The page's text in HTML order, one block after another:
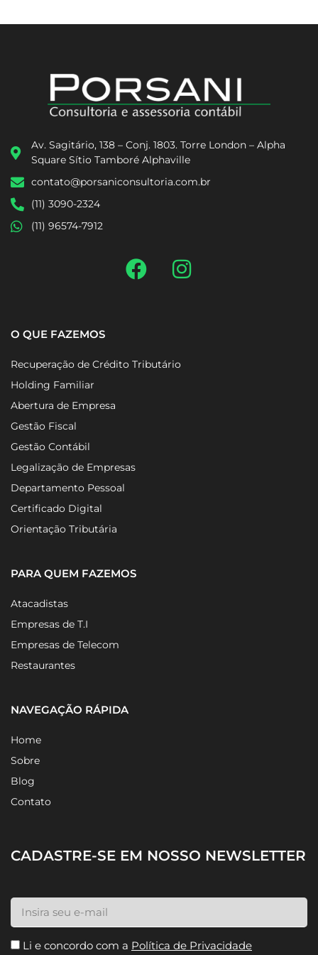
Av. Sagitário, 138 – Conj. 1803. Torre London – Alpha
Square Sítio Tamboré Alphaville
contato@porsaniconsultoria.com.br
(11) 3090-2324
(11) 96574-7912
O QUE FAZEMOS
Recuperação de Crédito Tributário
Holding Familiar
Abertura de Empresa
Gestão Fiscal
Gestão Contábil
Legalização de Empresas
Departamento Pessoal
Certificado Digital
Orientação Tributária
PARA QUEM FAZEMOS
Atacadistas
Empresas de T.I
Empresas de Telecom
Restaurantes
NAVEGAÇÃO RÁPIDA
Home
Sobre
Blog
Contato
CADASTRE-SE EM NOSSO NEWSLETTER
Li e concordo com a Política de Privacidade